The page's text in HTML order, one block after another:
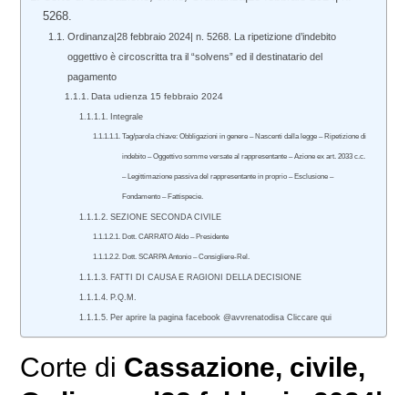
5268.
Ordinanza|28 febbraio 2024| n. 5268. La ripetizione d’indebito
oggettivo è circoscritta tra il “solvens” ed il destinatario del
pagamento
Data udienza 15 febbraio 2024
Integrale
Tag/parola chiave: Obbligazioni in genere – Nascenti dalla legge – Ripetizione di
indebito – Oggettivo somme versate al rappresentante – Azione ex art. 2033 c.c.
– Legittimazione passiva del rappresentante in proprio – Esclusione –
Fondamento – Fattispecie.
SEZIONE SECONDA CIVILE
Dott. CARRATO Aldo – Presidente
Dott. SCARPA Antonio – Consigliere-Rel.
FATTI DI CAUSA E RAGIONI DELLA DECISIONE
P.Q.M.
Per aprire la pagina facebook @avvrenatodisa Cliccare qui
Corte di Cassazione, civile,